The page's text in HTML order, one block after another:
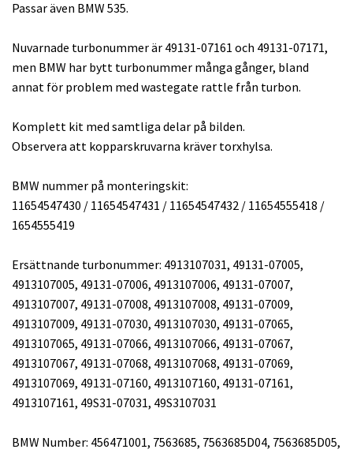
Passar även BMW 535.
Nuvarnade turbonummer är 49131-07161 och 49131-07171,
men BMW har bytt turbonummer många gånger, bland
annat för problem med wastegate rattle från turbon.
Komplett kit med samtliga delar på bilden.
Observera att kopparskruvarna kräver torxhylsa.
BMW nummer på monteringskit:
11654547430 / 11654547431 / 11654547432 / 11654555418 /
1654555419
Ersättnande turbonummer: 4913107031, 49131-07005,
4913107005, 49131-07006, 4913107006, 49131-07007,
4913107007, 49131-07008, 4913107008, 49131-07009,
4913107009, 49131-07030, 4913107030, 49131-07065,
4913107065, 49131-07066, 4913107066, 49131-07067,
4913107067, 49131-07068, 4913107068, 49131-07069,
4913107069, 49131-07160, 4913107160, 49131-07161,
4913107161, 49S31-07031, 49S3107031
BMW Number: 456471001, 7563685, 7563685D04, 7563685D05,